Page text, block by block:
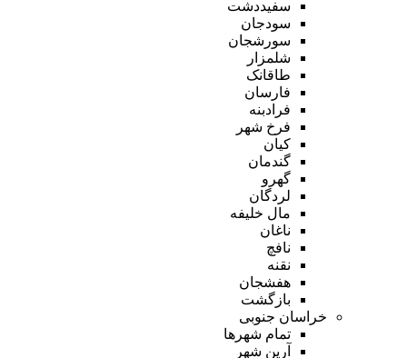
سفیددشت
سودجان
سورشجان
شلمزار
طاقانک
فارسان
فرادبنه
فرخ شهر
کیان
گندمان
گهرو
لردگان
مال خلیفه
ناغان
نافچ
نقنه
هفشجان
بازگشت
خراسان جنوبی
تمام شهر‌ها
آرین شهر